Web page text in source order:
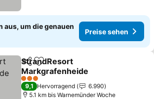
aus, um die genauen
Preise sehen
TeilenZu Favoriten hinzufügen
StrandResort
Markgrafenheide
3 Sterne
9,1 Hervorragend
6.990
5.1 km bis Warnemünder Woche